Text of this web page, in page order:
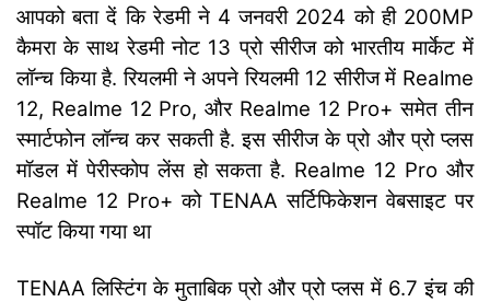
आपको बता दें कि रेडमी ने 4 जनवरी 2024 को ही 200MP
कैमरा के साथ रेडमी नोट 13 प्रो सीरीज को भारतीय मार्केट में
लॉन्च किया है. रियलमी ने अपने रियलमी 12 सीरीज में Realme
12, Realme 12 Pro, और Realme 12 Pro+ समेत तीन
स्मार्टफोन लॉन्च कर सकती है. इस सीरीज के प्रो और प्रो प्लस
मॉडल में पेरीस्कोप लेंस हो सकता है. Realme 12 Pro और
Realme 12 Pro+ को TENAA सर्टिफिकेशन वेबसाइट पर
स्पॉट किया गया था
TENAA लिस्टिंग के मुताबिक प्रो और प्रो प्लस में 6.7 इंच की